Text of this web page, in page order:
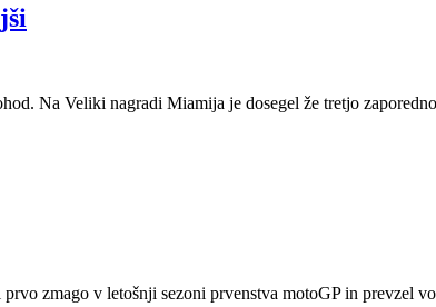
Na Veliki nagradi Miamija je dosegel že tretjo
zmago v letošnji sezoni prvenstva motoGP in prevzel